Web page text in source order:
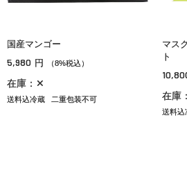
国産マンゴー
5,980 円 （8%税込）
在庫：✕
送料込冷蔵 二重包装不可
マス
ト
在庫
送料込